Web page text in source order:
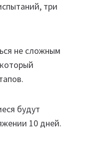
три
не сложным
будут
10 дней.